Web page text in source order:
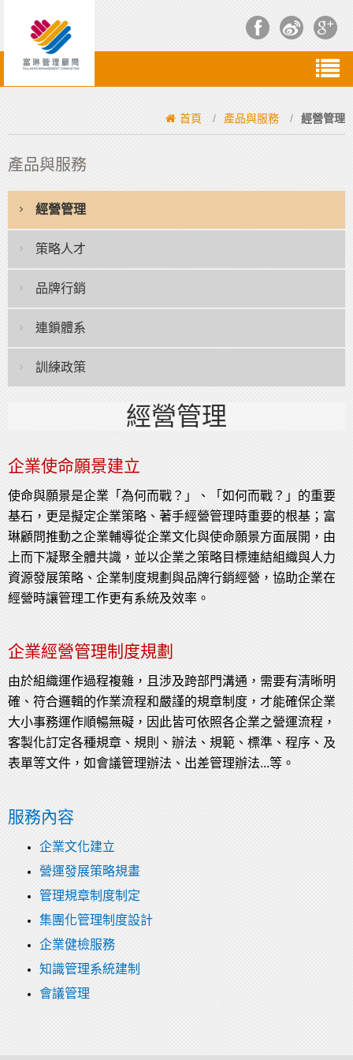
首頁 / 產品與服務 / 經營管理
產品與服務
經營管理
策略人才
品牌行銷
連鎖體系
訓練政策
經營管理
企業使命願景建立
使命與願景是企業「為何而戰？」、「如何而戰？」的重要
基石，更是擬定企業策略、著手經營管理時重要的根基；富
琳顧問推動之企業輔導從企業文化與使命願景方面展開，由
上而下凝聚全體共識，並以企業之策略目標連結組織與人力
資源發展策略、企業制度規劃與品牌行銷經營，協助企業在
經營時讓管理工作更有系統及效率。
企業經營管理制度規劃
由於組織運作過程複雜，且涉及跨部門溝通，需要有清晰明
確、符合邏輯的作業流程和嚴謹的規章制度，才能確保企業
大小事務運作順暢無礙，因此皆可依照各企業之營運流程，
客製化訂定各種規章、規則、辦法、規範、標準、程序、及
表單等文件，如會議管理辦法、出差管理辦法...等。
服務內容
企業文化建立
營運發展策略規畫
管理規章制度制定
集團化管理制度設計
企業健檢服務
知識管理系統建制
會議管理